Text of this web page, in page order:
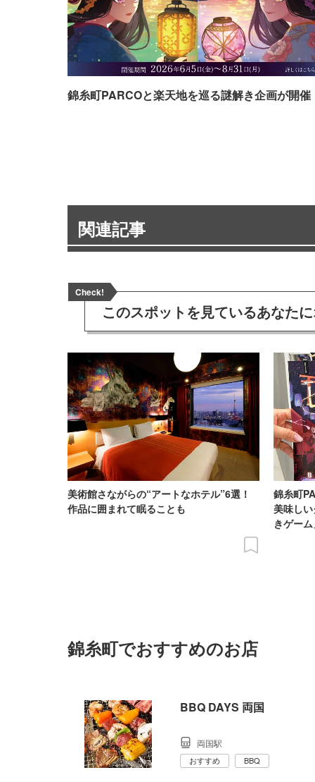
錦糸町PARCOと楽天地を巡る謎解き企画が開催
関連記事
Check!
このスポットを見ているあなた
美術館さながらの“アートなホテル”6選！
作品に囲まれて眠ることも
錦糸町
美味し
きゲー
錦糸町でおすすめのお店
BBQ DAYS 両国
両国駅
おすすめ BBQ